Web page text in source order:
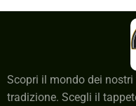
Scopri il mondo dei
tradizione. Scegli il